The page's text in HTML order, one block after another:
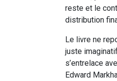
reste et le
distribution
Le livre ne
juste
s’entrelace
Edward